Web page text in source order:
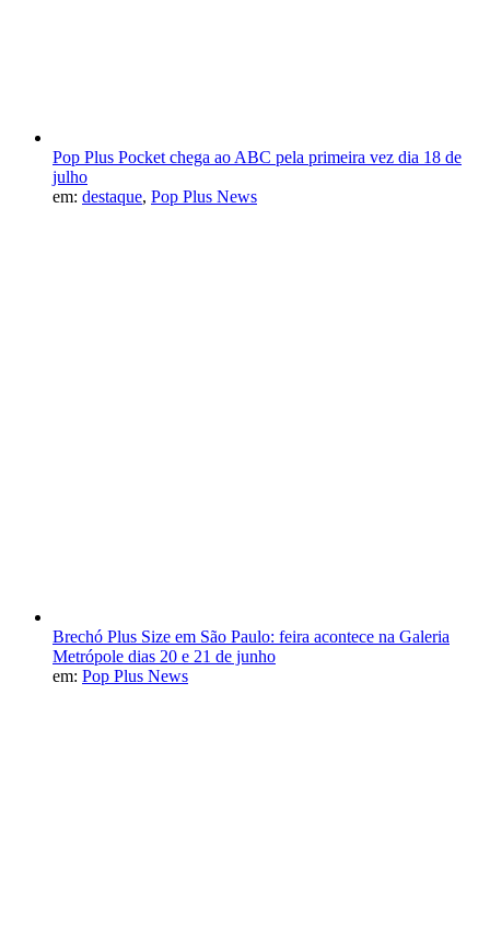
Pop Plus Pocket chega ao ABC pela primeira vez dia 18 de
julho
em: destaque, Pop Plus News
Brechó Plus Size em São Paulo: feira acontece na Galeria
Metrópole dias 20 e 21 de junho
em: Pop Plus News